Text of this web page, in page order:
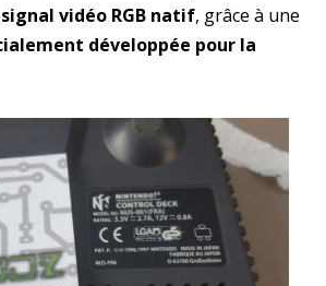
vidéo RGB natif, grâce à une
développée pour la